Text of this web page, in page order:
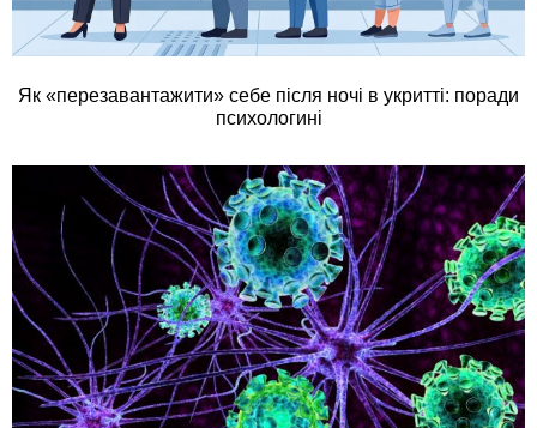
Як «перезавантажити» себе після ночі в укритті: поради
психологині